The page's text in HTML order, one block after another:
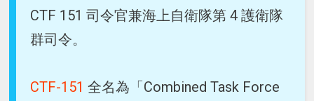
CTF 151 司令官兼海上自衛隊第 4 護衛隊
群司令。
CTF-151 全名為「Combined Task Force